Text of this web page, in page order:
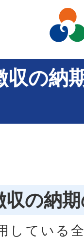
収の納
収の納
している